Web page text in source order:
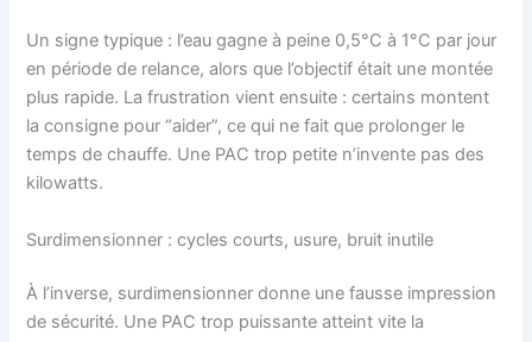
Un signe typique : l’eau gagne à peine 0,5°C à 1°C par jour
en période de relance, alors que l’objectif était une montée
plus rapide. La frustration vient ensuite : certains montent
la consigne pour “aider”, ce qui ne fait que prolonger le
temps de chauffe. Une PAC trop petite n’invente pas des
kilowatts.
Surdimensionner : cycles courts, usure, bruit inutile
À l’inverse, surdimensionner donne une fausse impression
de sécurité. Une PAC trop puissante atteint vite la